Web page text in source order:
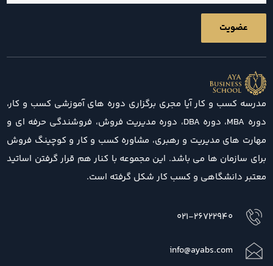
مدرسه کسب و کار آیا مجری برگزاری دوره های آموزشی کسب و کار،
دوره MBA، دوره DBA، دوره مدیریت فروش، فروشندگی حرفه ای و
مهارت های مدیریت و رهبری، مشاوره کسب و کار و کوچینگ فروش
برای سازمان ها می باشد. این مجموعه با کنار هم قرار گرفتن اساتید
معتبر دانشگاهی و کسب کار شکل گرفته است.
021-26722940
info@ayabs.com